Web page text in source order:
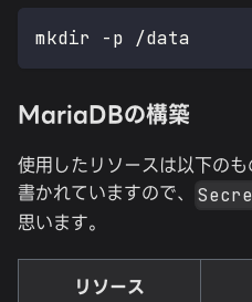
mkdir -p /data
MariaDBの構築
使用したリソースは以下の
書かれていますので、
思います。
リソース